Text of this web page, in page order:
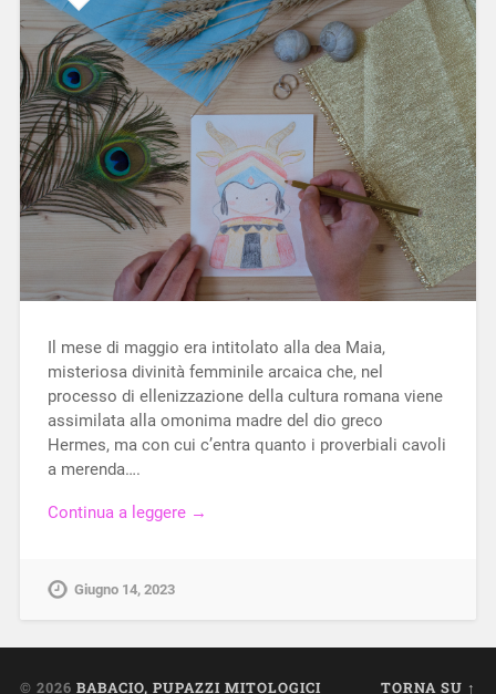
Il mese di maggio era intitolato alla dea Maia,
misteriosa divinità femminile arcaica che, nel
processo di ellenizzazione della cultura romana viene
assimilata alla omonima madre del dio greco
Hermes, ma con cui c’entra quanto i proverbiali cavoli
a merenda….
Continua a leggere →
Giugno 14, 2023
© 2026 BABACIO, PUPAZZI MITOLOGICI TORNA SU ↑